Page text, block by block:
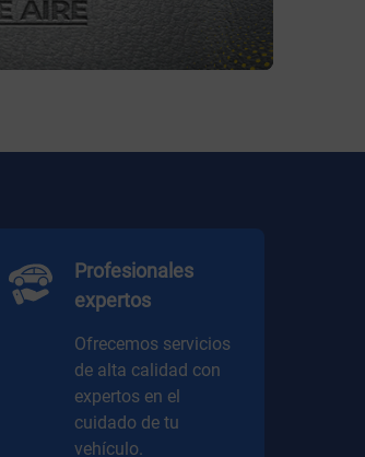
Profesionales
expertos
Ofrecemos servicios
de alta calidad con
expertos en el
cuidado de tu
vehículo.